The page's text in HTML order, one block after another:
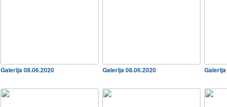
Galerija 08.06.2020 Galerija 08.06.2020